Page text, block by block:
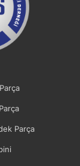
Parça